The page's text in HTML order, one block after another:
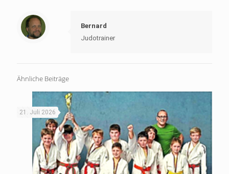
Bernard
Judotrainer
Ähnliche Beiträge
21. Juli 2026